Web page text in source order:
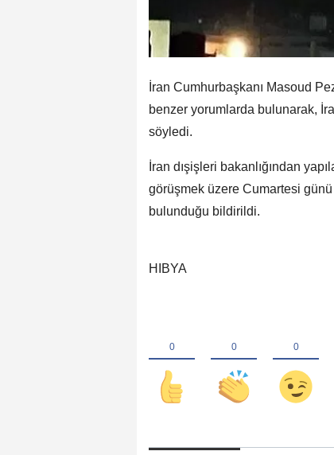
İran Cumhurbaşkanı Masoud
benzer yorumlarda bulunarak,
söyledi.
İran dışişleri bakanlığından
görüşmek üzere Cumartesi
bulunduğu bildirildi.
HIBYA